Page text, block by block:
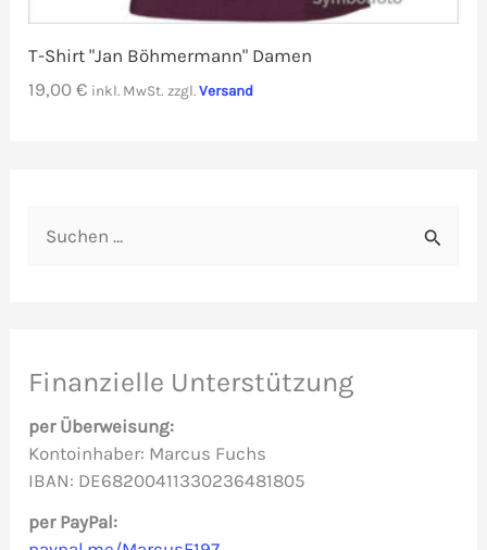
T-Shirt "Jan Böhmermann" Damen
19,00€ inkl. MwSt. zzgl.Versand
e
n
a
c
Finanzielle Unterstützung
per Überweisung:
Kontoinhaber: Marcus Fuchs
IBAN: DE68200411330236481805
per PayPal: